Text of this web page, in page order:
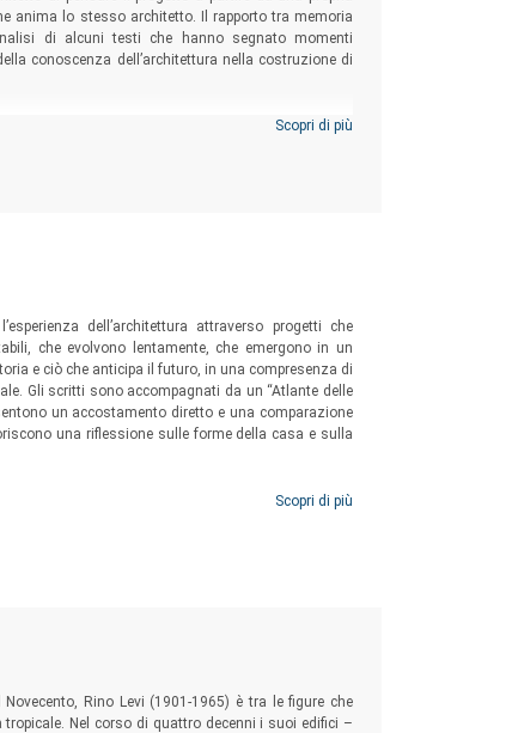
anima lo stesso architetto. Il rapporto tra memoria
di alcuni testi che hanno segnato momenti
conoscenza dell’architettura nella costruzione di
Scopri di più
dell’architettura attraverso progetti che
che evolvono lentamente, che emergono in un
e ciò che anticipa il futuro, in una compresenza di
Gli scritti sono accompagnati da un “Atlante delle
un accostamento diretto e una comparazione
una riflessione sulle forme della casa e sulla
Scopri di più
Rino Levi (1901-1965) è tra le figure che
Nel corso di quattro decenni i suoi edifici –